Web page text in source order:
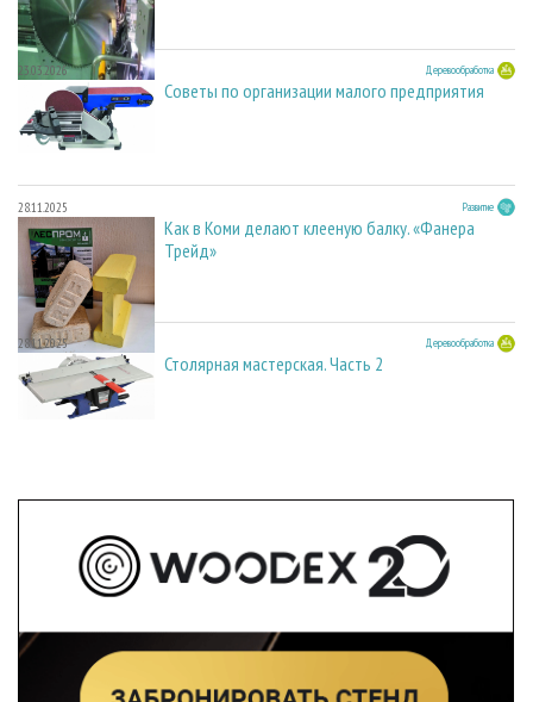
23.03.2026 Деревообработка
Советы по организации малого предприятия
28.11.2025 Развитие
Как в Коми делают клееную балку. «Фанера
Трейд»
28.11.2025 Деревообработка
Столярная мастерская. Часть 2